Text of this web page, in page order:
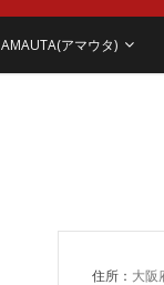
AMAUTA(アマウタ)
住所： 大阪